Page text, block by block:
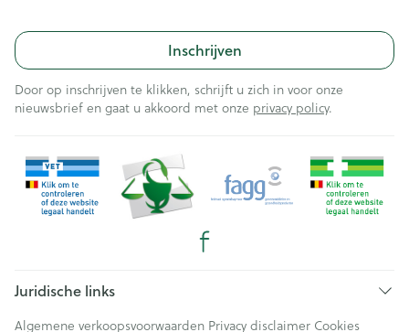
Inschrijven
Door op inschrijven te klikken, schrijft u zich in voor onze
nieuwsbrief en gaat u akkoord met onze privacy policy.
Juridische links
Algemene verkoopsvoorwaarden Privacy disclaimer Cookies